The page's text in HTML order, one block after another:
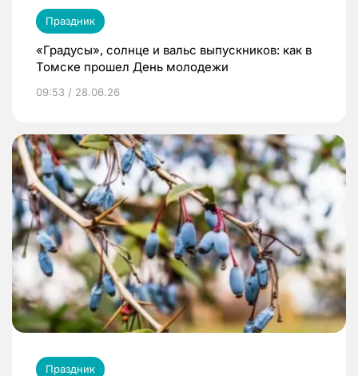
Праздник
«Градусы», солнце и вальс выпускников: как в
Томске прошел День молодежи
09:53 / 28.06.26
Праздник